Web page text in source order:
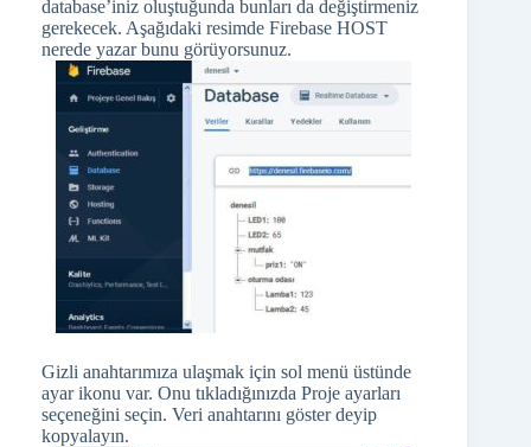
database’iniz oluştuğunda bunları da değiştirmeniz
gerekecek. Aşağıdaki resimde Firebase HOST
nerede yazar bunu görüyorsunuz.
Gizli anahtarımıza ulaşmak için sol menü üstünde
ayar ikonu var. Onu tıkladığınızda Proje ayarları
seçeneğini seçin. Veri anahtarını göster deyip
kopyalayın.